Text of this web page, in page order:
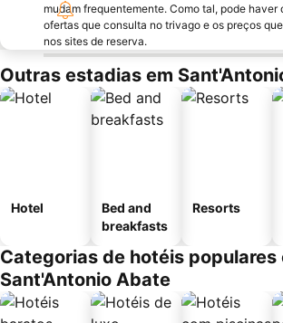
mudam frequentemente. Como tal, pode haver
ofertas que consulta no trivago e os preços
nos sites de reserva.
Outras estadias em
Hotel
Bed and
breakfasts
Resorts
Categorias de hotéis populares
Sant'Antonio Abate